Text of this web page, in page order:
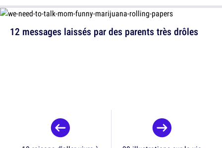
12 messages laissés par des parents très drôles